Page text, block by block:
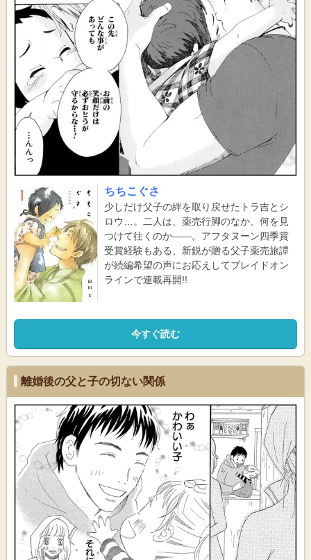
ちちこぐさ
少しだけ父子の絆を取り戻せたトラ吉とシ
ロウ…。二人は、薬売行脚のなか、何を見
つけて往くのか――。アフタヌーン四季賞
受賞経験もある、新鋭が贈る父子薬売旅譚
が続編希望の声にお応えしてブレイドオン
ラインで連載再開!!
今すぐ読む
離婚後の父と子の切ない関係